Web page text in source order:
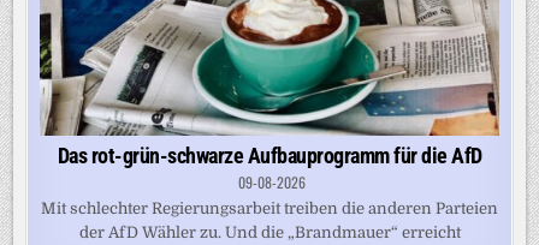
Das rot-grün-schwarze Aufbauprogramm für die AfD
09-08-2026
Mit schlechter Regierungsarbeit treiben die anderen Parteien
der AfD Wähler zu. Und die „Brandmauer“ erreicht